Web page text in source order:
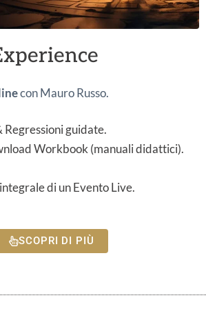
con Mauro Russo.
Regressioni guidate.
Workbook (manuali didattici).
di un Evento Live.
SCOPRI DI PIÙ